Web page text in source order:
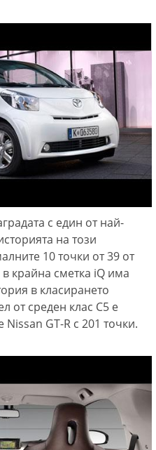
с един от най-
на този
10 точки от 39 от
крайна сметка iQ има
в класирането
от среден клас C5 е
Nissan GT-R с 201 точки.